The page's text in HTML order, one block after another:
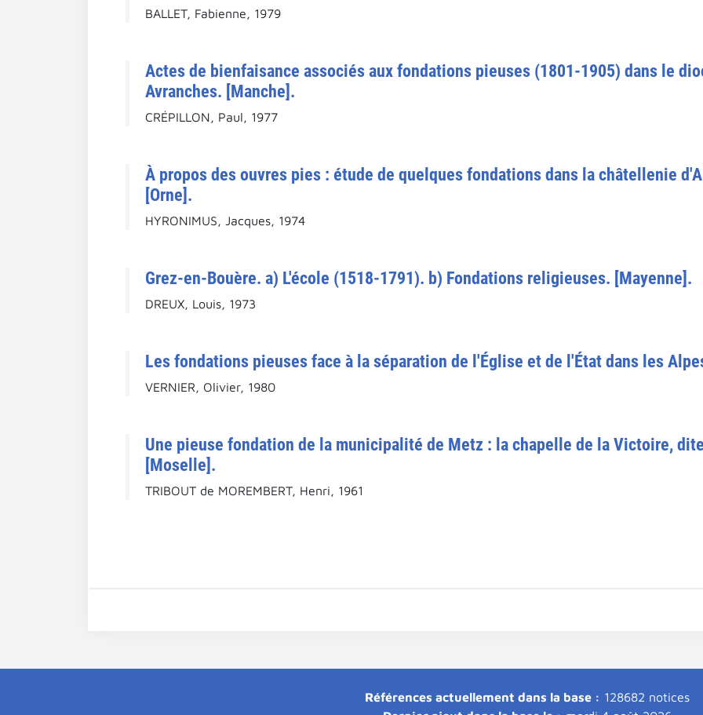
BALLET, Fabienne, 1979
Actes de bienfaisance associés aux fondations pieuses (1801-1905) dans le
Avranches. [Manche].
CRÉPILLON, Paul, 1977
À propos des ouvres pies : étude de quelques fondations dans la châtellenie
[Orne].
HYRONIMUS, Jacques, 1974
Grez-en-Bouère. a) L'école (1518-1791). b) Fondations religieuses. [Mayenne].
DREUX, Louis, 1973
Les fondations pieuses face à la séparation de l'Église et de l'État dans les
VERNIER, Olivier, 1980
Une pieuse fondation de la municipalité de Metz : la chapelle de la Victoire,
[Moselle].
TRIBOUT de MOREMBERT, Henri, 1961
Références actuellement dans la base : 128682 notices